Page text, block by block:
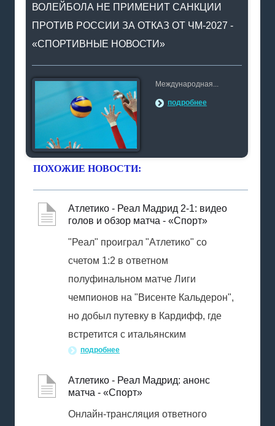
ВОЛЕЙБОЛА НЕ ПРИМЕНИТ САНКЦИИ
ПРОТИВ РОССИИ ЗА ОТКАЗ ОТ ЧМ-2027 -
«СПОРТИВНЫЕ НОВОСТИ»
Международная...
подробнее
ПОХОЖИЕ НОВОСТИ:
Атлетико - Реал Мадрид 2-1: видео
голов и обзор матча - «Спорт»
"Реал" проиграл "Атлетико" со
счетом 1:2 в ответном
полуфинальном матче Лиги
чемпионов на "Висенте Кальдерон",
но добыл путевку в Кардифф, где
встретится с итальянским
подробнее
Атлетико - Реал Мадрид: анонс
матча - «Спорт»
Онлайн-трансляция ответного